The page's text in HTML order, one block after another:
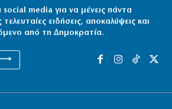
media για να μένεις πάντα
ειδήσεις, αποκαλύψεις και
από τη Δημοκρατία.
⟶